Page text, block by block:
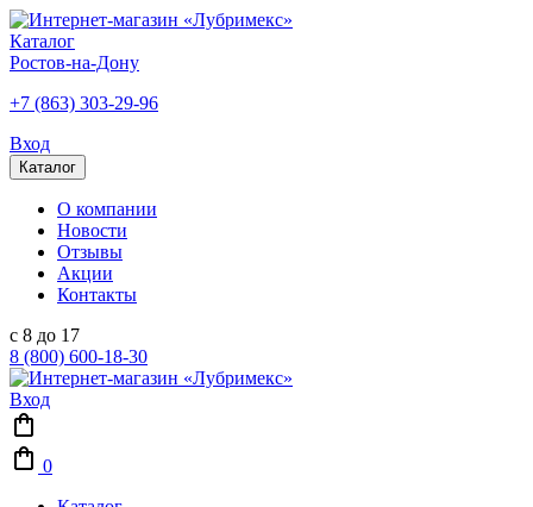
Каталог
Ростов-на-Дону
+7 (863) 303-29-96
Вход
Каталог
О компании
Новости
Отзывы
Акции
Контакты
с 8 до 17
8 (800) 600-18-30
Вход
0